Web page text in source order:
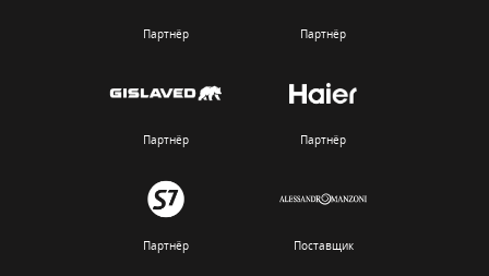
Партнёр Партнёр
Партнёр Партнёр
Партнёр Поставщик